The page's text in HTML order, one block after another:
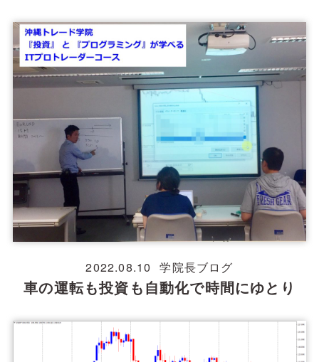
2022.08.10 学院長ブログ
車の運転も投資も自動化で時間にゆとり